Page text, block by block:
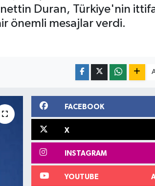
Duran, Türkiye'nin
önemli mesajlar verdi.
FACEBOOK
X
INSTAGRAM
YOUTUBE